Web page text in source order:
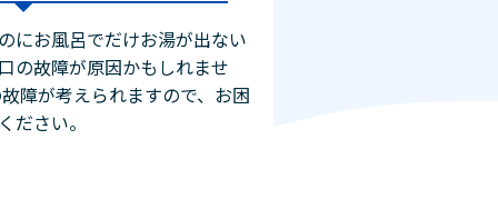
にお風呂でだけお湯が出ない
の故障が原因かもしれませ
障が考えられますので、お困
ださい。